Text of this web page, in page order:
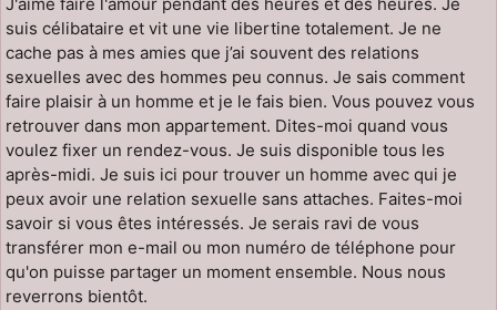
suis célibataire et vit une vie libertine totalement. Je ne
cache pas à mes amies que j’ai souvent des relations
sexuelles avec des hommes peu connus. Je sais comment
faire plaisir à un homme et je le fais bien. Vous pouvez vous
retrouver dans mon appartement. Dites-moi quand vous
voulez fixer un rendez-vous. Je suis disponible tous les
après-midi. Je suis ici pour trouver un homme avec qui je
peux avoir une relation sexuelle sans attaches. Faites-moi
savoir si vous êtes intéressés. Je serais ravi de vous
transférer mon e-mail ou mon numéro de téléphone pour
qu'on puisse partager un moment ensemble. Nous nous
reverrons bientôt.